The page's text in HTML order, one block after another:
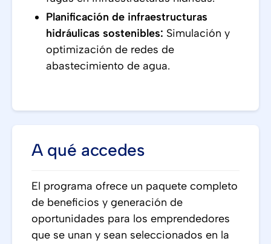
Planificación de infraestructuras
hidráulicas sostenibles: Simulación y
optimización de redes de
abastecimiento de agua.
A qué accedes
El programa ofrece un paquete completo
de beneficios y generación de
oportunidades para los emprendedores
que se unan y sean seleccionados en la